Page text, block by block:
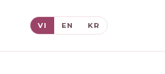
VI EN KR